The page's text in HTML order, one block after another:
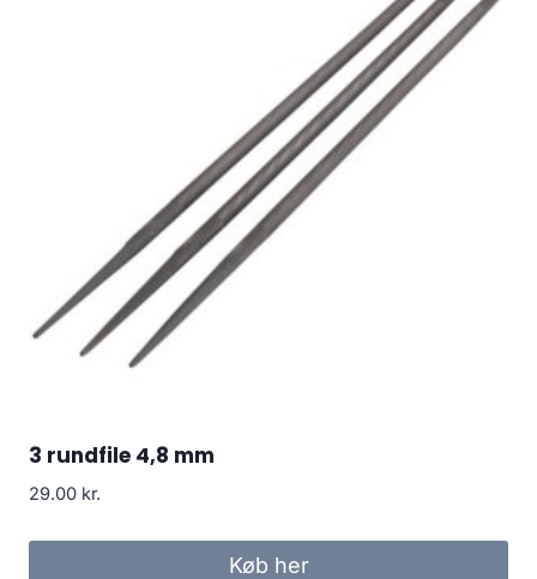
3 rundfile 4,8 mm
29.00 kr.
Køb her